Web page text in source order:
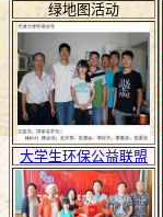
绿地图活动
大学生环保公益联盟